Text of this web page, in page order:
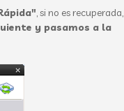
, si no es recuperada,
y pasamos a la